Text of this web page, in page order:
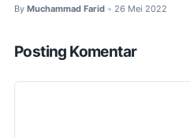
By Muchammad Farid • 26 Mei 2022
Posting Komentar